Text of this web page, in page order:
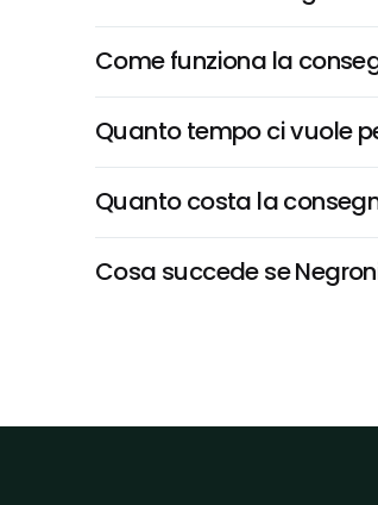
Come funziona la
Quanto tempo ci vuole
Quanto costa la
Cosa succede se